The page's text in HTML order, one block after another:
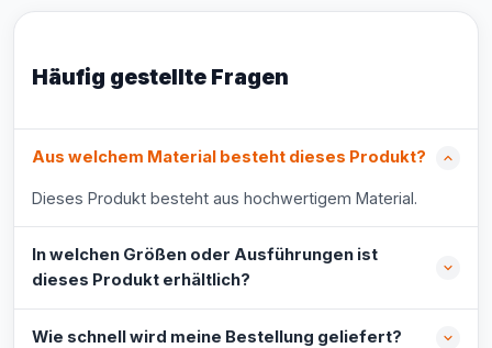
Häufig gestellte Fragen
Aus welchem Material besteht dieses Produkt?
Dieses Produkt besteht aus hochwertigem Material.
In welchen Größen oder Ausführungen ist
dieses Produkt erhältlich?
Wie schnell wird meine Bestellung geliefert?